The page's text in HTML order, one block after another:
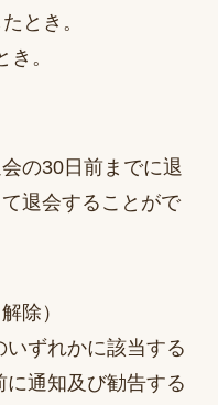
とき。
。
の30日前までに退
退会することがで
除）
ずれかに該当する
通知及び勧告する